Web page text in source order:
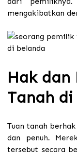
mengakibatkan
Hak dan
Tanah di
Tuan tanah
dan penuh.
tersebut secara